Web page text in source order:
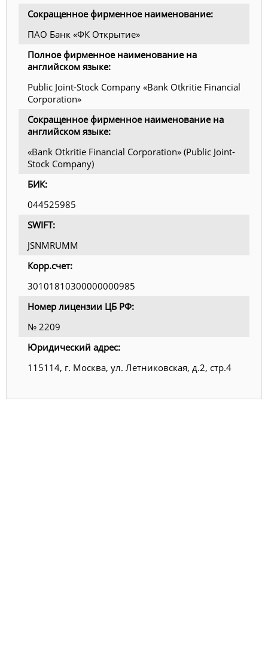
Сокращенное фирменное наименование:
ПАО Банк «ФК Открытие»
Полное фирменное наименование на
английском языке:
Public Joint-Stock Company «Bank Otkritie Financial
Corporation»
Сокращенное фирменное наименование на
английском языке:
«Bank Otkritie Financial Corporation» (Public Joint-
Stock Company)
БИК:
044525985
SWIFT:
JSNMRUMM
Корр.счет:
30101810300000000985
Номер лицензии ЦБ РФ:
№ 2209
Юридический адрес:
115114, г. Москва, ул. Летниковская, д.2, стр.4